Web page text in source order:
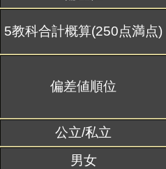
5教科合計概算(250点満点)
偏差値順位
公立/私立
男女